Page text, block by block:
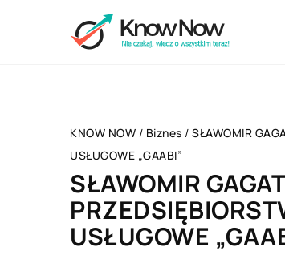
KNOW NOW / Biznes / SŁAWOMIR
USŁUGOWE „GAABI”
SŁAWOMIR
USŁUGOWE